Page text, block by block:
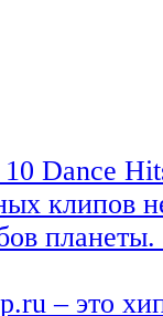
Dance
клипов
планеты.
– это